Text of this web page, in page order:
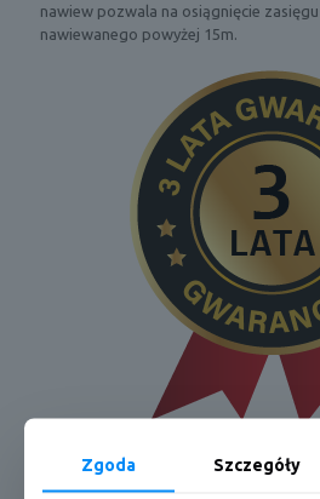
nawiew pozwala na osiągnięcie
nawiewanego powyżej 15m.
Zgoda Szczegóły